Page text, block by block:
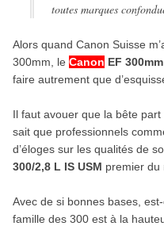
toutes marques
Alors quand Canon Suisse
300mm, le Canon EF
faire autrement que
Il faut avouer que la bête
sait que professionnels
d’éloges sur les qualités de
300/2,8 L IS USM premier du
Avec de si bonnes bases,
famille des 300 est à la